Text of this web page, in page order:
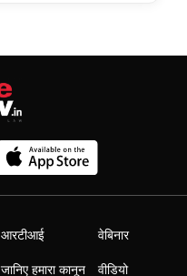
आरटीआई
जानिए हमारा कानून
वेबिनार
वीडियो